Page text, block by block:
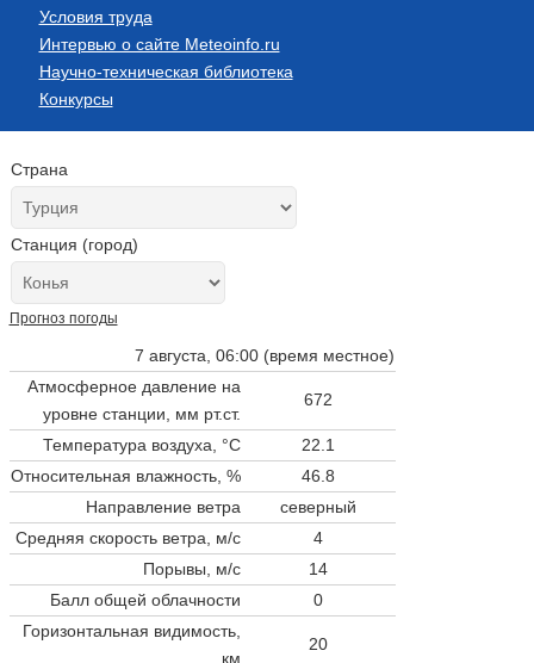
Условия труда
Интервью о сайте Meteoinfo.ru
Научно-техническая библиотека
Конкурсы
Страна
Станция (город)
Прогноз погоды
7 августа, 06:00 (время местное)
Атмосферное давление на
уровне станции, мм рт.ст.
672
Температура воздуха, °C
22.1
Относительная влажность, %
46.8
Направление ветра
северный
Средняя скорость ветра, м/с
4
Порывы, м/с
14
Балл общей облачности
0
Горизонтальная видимость,
км
20